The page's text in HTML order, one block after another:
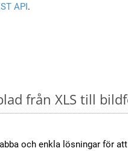
API.
från XLS till
och enkla lösningar för att